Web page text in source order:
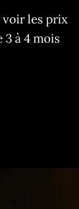
les prix
3 à 4 mois